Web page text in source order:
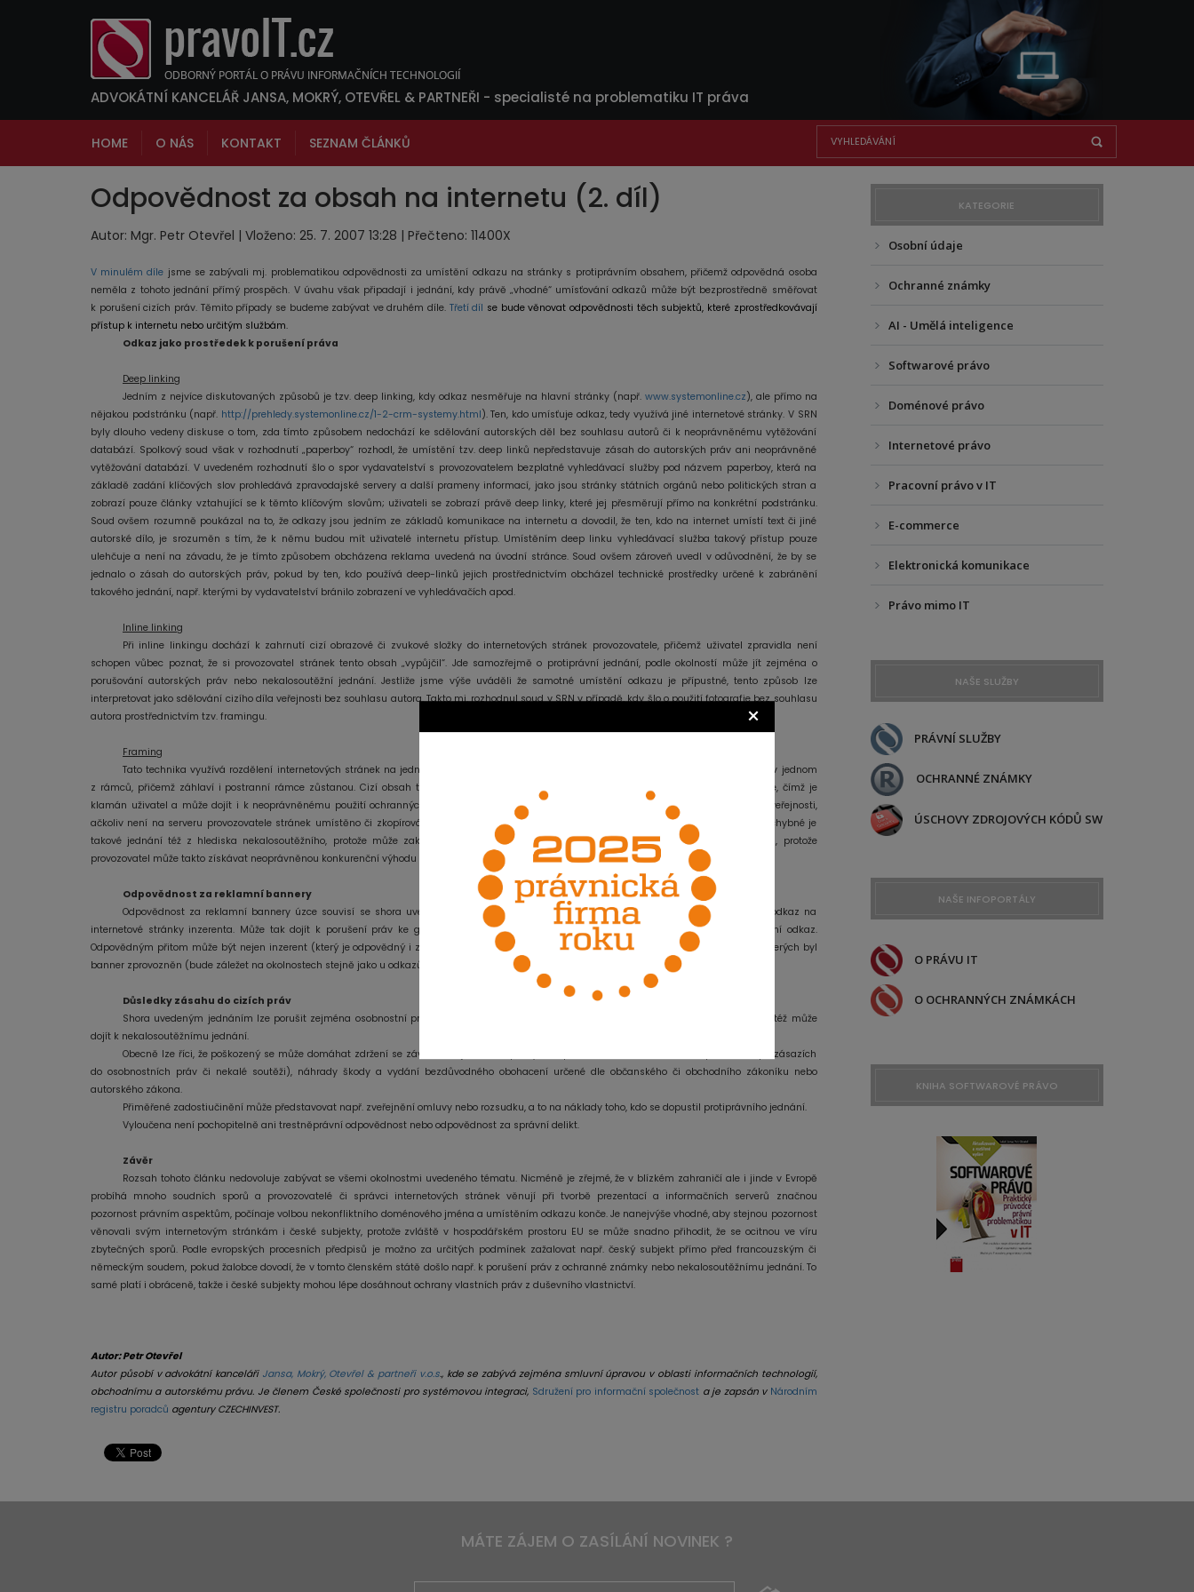
×
ADVOKÁTNÍ KANCELÁŘ JANSA, MOKRÝ, OTEVŘEL & PARTNEŘI - specialisté na problematiku IT práva
HOME O NÁS KONTAKT SEZNAM ČLÁNKŮ
Odpovědnost za obsah na internetu (2. díl)
Autor: Mgr. Petr Otevřel | Vloženo: 25. 7. 2007 13:28 | Přečteno: 11400X
V minulém díle jsme se zabývali mj. problematikou odpovědnosti za umístění odkazu na stránky s protiprávním obsahem, přičemž odpovědná osoba
neměla z tohoto jednání přímý prospěch. V úvahu však připadají i jednání, kdy právě „vhodné“ umísťování odkazů může být bezprostředně směřovat
k porušení cizích práv. Těmito případy se budeme zabývat ve druhém díle. Třetí díl se bude věnovat odpovědnosti těch subjektů, které zprostředkovávají
přístup k internetu nebo určitým službám.
Odkaz jako prostředek k porušení práva
Deep linking
Jedním z nejvíce diskutovaných způsobů je tzv. deep linking, kdy odkaz nesměřuje na hlavní stránky (např. www.systemonline.cz), ale přímo na
nějakou podstránku (např. http://prehledy.systemonline.cz/1-2-crm-systemy.html). Ten, kdo umísťuje odkaz, tedy využívá jiné internetové stránky. V SRN
byly dlouho vedeny diskuse o tom, zda tímto způsobem nedochází ke sdělování autorských děl bez souhlasu autorů či k neoprávněnému vytěžování
databází. Spolkový soud však v rozhodnutí „paperboy“ rozhodl, že umístění tzv. deep linků nepředstavuje zásah do autorských práv ani neoprávněné
vytěžování databází. V uvedeném rozhodnutí šlo o spor vydavatelství s provozovatelem bezplatné vyhledávací služby pod názvem paperboy, která na
základě zadání klíčových slov prohledává zpravodajské servery a další prameny informací, jako jsou stránky státních orgánů nebo politických stran a
zobrazí pouze články vztahující se k těmto klíčovým slovům; uživateli se zobrazí právě deep linky, které jej přesměrují přímo na konkrétní podstránku.
Soud ovšem rozumně poukázal na to, že odkazy jsou jedním ze základů komunikace na internetu a dovodil, že ten, kdo na internet umístí text či jiné
autorské dílo, je srozuměn s tím, že k němu budou mít uživatelé internetu přístup. Umístěním deep linku vyhledávací služba takový přístup pouze
ulehčuje a není na závadu, že je tímto způsobem obcházena reklama uvedená na úvodní stránce. Soud ovšem zároveň uvedl v odůvodnění, že by se
jednalo o zásah do autorských práv, pokud by ten, kdo používá deep-linků jejich prostřednictvím obcházel technické prostředky určené k zabránění
takového jednání, např. kterými by vydavatelství bránilo zobrazení ve vyhledávačích apod.
Inline linking
Při inline linkingu dochází k zahrnutí cizí obrazové či zvukové složky do internetových stránek provozovatele, přičemž uživatel zpravidla není
schopen vůbec poznat, že si provozovatel stránek tento obsah „vypůjčil“. Jde samozřejmě o protiprávní jednání, podle okolností může jít zejména o
porušování autorských práv nebo nekalosoutěžní jednání. Jestliže jsme výše uváděli že samotné umístění odkazu je přípustné, tento způsob lze
interpretovat jako sdělování cizího díla veřejnosti bez souhlasu autora. Takto mj. rozhodnul soud v SRN v případě, kdy šlo o použití fotografie bez souhlasu
autora prostřednictvím tzv. framingu.
Framing
Tato technika využívá rozdělení internetových stránek na jednotlivé rámce. Provozovatel stránek umístí odkaz, který otevře cizí stránku v jednom
z rámců, přičemž záhlaví i postranní rámce zůstanou. Cizí obsah tak působí, jako by byl stále součástí internetových stránek provozovatele, čímž je
klamán uživatel a může dojít i k neoprávněnému použití ochranných známek a rovněž k neoprávněnému sdělování cizího autorského díla veřejnosti,
ačkoliv není na serveru provozovatele stránek umístěno či zkopírováno (např. odkaz na cizí odborný text, on-line lexikon nebo fotografie). Pochybné je
takové jednání též z hlediska nekalosoutěžního, protože může zakládat parazitování na soutěžiteli nebo porušovat tzv. generální klauzuli, protože
provozovatel může takto získávat neoprávněnou konkurenční výhodu (dělá se lepším, než ve skutečnosti je).
Odpovědnost za reklamní bannery
Odpovědnost za reklamní bannery úzce souvisí se shora uvedenou problematikou. Banner je zpravidla grafickým dílem a zahrnuje odkaz na
internetové stránky inzerenta. Může tak dojít k porušení práv ke grafickému dílu při tvorbě banneru nebo k použití odkazu na protiprávní odkaz.
Odpovědným přitom může být nejen inzerent (který je odpovědný i za stránky, na které banner odkazuje), ale také provozovatel stránek, na kterých byl
banner zprovozněn (bude záležet na okolnostech stejně jako u odkazů viz shora).
Důsledky zásahu do cizích práv
Shora uvedeným jednáním lze porušit zejména osobnostní práva, práva autorská, práva k ochranným známkám a v neposlední řadě též může
dojít k nekalosoutěžnímu jednání.
Obecně lze říci, že poškozený se může domáhat zdržení se závadného jednání a poskytnutí přiměřeného zadostiučinění (především při zásazích
do osobnostních práv či nekalé soutěži), náhrady škody a vydání bezdůvodného obohacení určené dle občanského či obchodního zákoníku nebo
autorského zákona.
Přiměřené zadostiučinění může představovat např. zveřejnění omluvy nebo rozsudku, a to na náklady toho, kdo se dopustil protiprávního jednání.
Vyloučena není pochopitelně ani trestněprávní odpovědnost nebo odpovědnost za správní delikt.
Závěr
Rozsah tohoto článku nedovoluje zabývat se všemi okolnostmi uvedeného tématu. Nicméně je zřejmé, že v blízkém zahraničí ale i jinde v Evropě
probíhá mnoho soudních sporů a provozovatelé či správci internetových stránek věnují při tvorbě prezentací a informačních serverů značnou
pozornost právním aspektům, počínaje volbou nekonfliktního doménového jména a umístěním odkazu konče. Je nanejvýše vhodné, aby stejnou pozornost
věnovali svým internetovým stránkám i české subjekty, protože zvláště v hospodářském prostoru EU se může snadno přihodit, že se ocitnou ve víru
zbytečných sporů. Podle evropských procesních předpisů je možno za určitých podmínek zažalovat např. český subjekt přímo před francouzským či
německým soudem, pokud žalobce dovodí, že v tomto členském státě došlo např. k porušení práv z ochranné známky nebo nekalosoutěžnímu jednání. To
samé platí i obráceně, takže i české subjekty mohou lépe dosáhnout ochrany vlastních práv z duševního vlastnictví.
Autor: Petr Otevřel
Autor působí v advokátní kanceláři Jansa, Mokrý, Otevřel & partneři v.o.s., kde se zabývá zejména smluvní úpravou v oblasti informačních technologií,
obchodnímu a autorskému právu. Je členem České společnosti pro systémovou integraci, Sdružení pro informační společnost a je zapsán v Národním
registru poradců agentury CZECHINVEST.
KATEGORIE
Osobní údaje
Ochranné známky
AI - Umělá inteligence
Softwarové právo
Doménové právo
Internetové právo
Pracovní právo v IT
E-commerce
Elektronická komunikace
Právo mimo IT
NAŠE SLUŽBY
PRÁVNÍ SLUŽBY
OCHRANNÉ ZNÁMKY
ÚSCHOVY ZDROJOVÝCH KÓDŮ SW
NAŠE INFOPORTÁLY
O PRÁVU IT
O OCHRANNÝCH ZNÁMKÁCH
KNIHA SOFTWAROVÉ PRÁVO
MÁTE ZÁJEM O ZASÍLÁNÍ NOVINEK ?